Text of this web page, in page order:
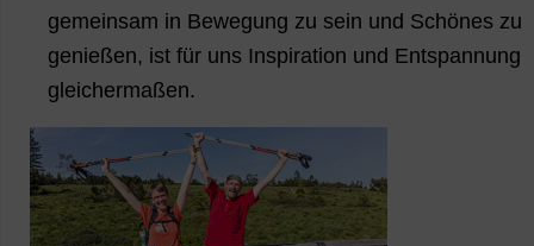
gemeinsam in Bewegung zu sein und Schönes zu
genießen, ist für uns Inspiration und Entspannung
gleichermaßen.